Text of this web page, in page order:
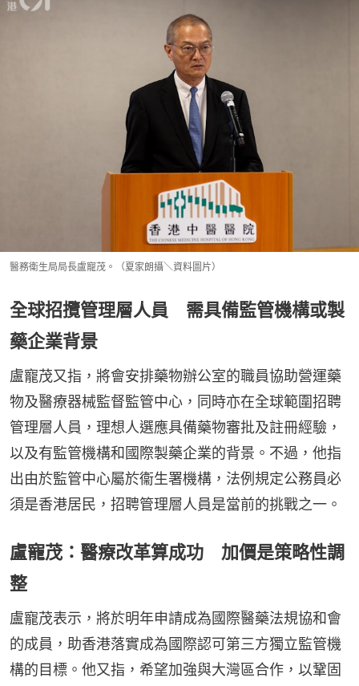
醫務衛生局局長盧寵茂。（夏家朗攝＼資料圖片）
全球招攬管理層人員 需具備監管機構或製
藥企業背景
盧寵茂又指，將會安排藥物辦公室的職員協助營運藥
物及醫療器械監督監管中心，同時亦在全球範圍招聘
管理層人員，理想人選應具備藥物審批及註冊經驗，
以及有監管機構和國際製藥企業的背景。不過，他指
出由於監管中心屬於衞生署機構，法例規定公務員必
須是香港居民，招聘管理層人員是當前的挑戰之一。
盧寵茂：醫療改革算成功 加價是策略性調
整
盧寵茂表示，將於明年申請成為國際醫藥法規協和會
的成員，助香港落實成為國際認可第三方獨立監管機
構的目標。他又指，希望加強與大灣區合作，以鞏固